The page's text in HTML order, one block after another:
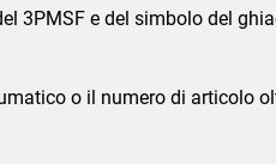
3PMSF e del simbolo del
o il numero di articolo